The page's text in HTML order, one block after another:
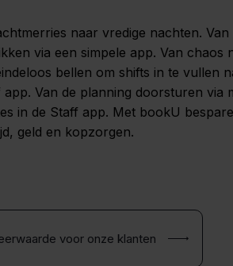
naar vredige nachten. Van
via een simpele app. Van chaos
bellen om shifts in te vullen
Van de planning doorsturen via
in de Staff app. Met bookU
geld en kopzorgen.
voor onze klanten